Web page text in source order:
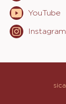
YouTube
a
Instagram